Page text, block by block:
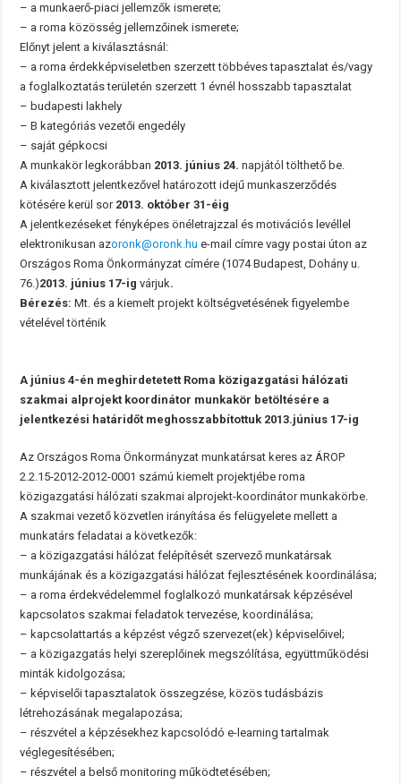
– a munkaerő-piaci jellemzők ismerete;
– a roma közösség jellemzőinek ismerete;
Előnyt jelent a kiválasztásnál:
– a roma érdekképviseletben szerzett többéves tapasztalat és/vagy
a foglalkoztatás területén szerzett 1 évnél hosszabb tapasztalat
– budapesti lakhely
– B kategóriás vezetői engedély
– saját gépkocsi
A munkakör legkorábban 2013. június 24. napjától tölthető be.
A kiválasztott jelentkezővel határozott idejű munkaszerződés
kötésére kerül sor 2013. október 31-éig
A jelentkezéseket fényképes önéletrajzzal és motivációs levéllel
elektronikusan azoronk@oronk.hu e-mail címre vagy postai úton az
Országos Roma Önkormányzat címére (1074 Budapest, Dohány u.
76.)2013. június 17-ig várjuk.
Bérezés:Mt. és a kiemelt projekt költségvetésének figyelembe
vételével történik
A június 4-én meghirdetetett Roma közigazgatási hálózati
szakmai alprojekt koordinátor munkakör betöltésére a
jelentkezési határidőt meghosszabbítottuk 2013.június 17-ig
Az Országos Roma Önkormányzat munkatársat keres az ÁROP
2.2.15-2012-2012-0001 számú kiemelt projektjébe roma
közigazgatási hálózati szakmai alprojekt-koordinátor munkakörbe.
A szakmai vezető közvetlen irányítása és felügyelete mellett a
munkatárs feladatai a következők:
– a közigazgatási hálózat felépítését szervező munkatársak
munkájának és a közigazgatási hálózat fejlesztésének koordinálása;
– a roma érdekvédelemmel foglalkozó munkatársak képzésével
kapcsolatos szakmai feladatok tervezése, koordinálása;
– kapcsolattartás a képzést végző szervezet(ek) képviselőivel;
– a közigazgatás helyi szereplőinek megszólítása, együttműködési
minták kidolgozása;
– képviselői tapasztalatok összegzése, közös tudásbázis
létrehozásának megalapozása;
– részvétel a képzésekhez kapcsolódó e-learning tartalmak
véglegesítésében;
– részvétel a belső monitoring működtetésében;